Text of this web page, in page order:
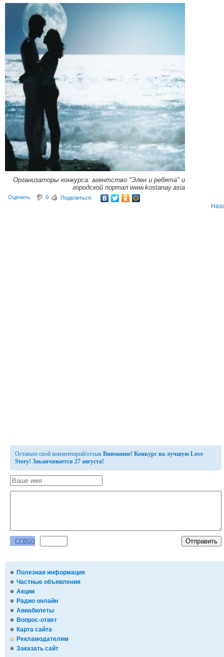
Полезная информация
Частные объявления
Акции
Радио онлайн
Авиабилеты
Вопрос-ответ
Карта сайта
Рекламодателям
Заказать сайт
Организаторы конкурса: агентство "Элен и ребята" и
городской портал www.kostanay.asia
Оценить 0 Поделиться:
Оставьте свой комментарий/отзыв Внимание! Конкурс на лучшую Love
Story! Заканчивается 27 августа!